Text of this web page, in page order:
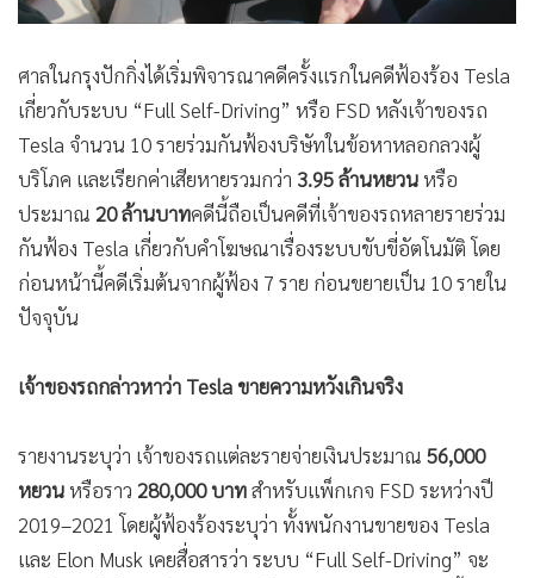
ศาลในกรุงปักกิ่งได้เริ่มพิจารณาคดีครั้งแรกในคดีฟ้องร้อง Tesla
เกี่ยวกับระบบ “Full Self-Driving” หรือ FSD หลังเจ้าของรถ
Tesla จำนวน 10 รายร่วมกันฟ้องบริษัทในข้อหาหลอกลวงผู้
บริโภค และเรียกค่าเสียหายรวมกว่า 3.95 ล้านหยวนหรือ
ประมาณ 20 ล้านบาทคดีนี้ถือเป็นคดีที่เจ้าของรถหลายรายร่วม
กันฟ้อง Tesla เกี่ยวกับคำโฆษณาเรื่องระบบขับขี่อัตโนมัติ โดย
ก่อนหน้านี้คดีเริ่มต้นจากผู้ฟ้อง 7 ราย ก่อนขยายเป็น 10 รายใน
ปัจจุบัน
เจ้าของรถกล่าวหาว่า Tesla ขายความหวังเกินจริง
รายงานระบุว่า เจ้าของรถแต่ละรายจ่ายเงินประมาณ 56,000
หยวนหรือราว 280,000 บาทสำหรับแพ็กเกจ FSD ระหว่างปี
2019–2021 โดยผู้ฟ้องร้องระบุว่า ทั้งพนักงานขายของ Tesla
และ Elon Musk เคยสื่อสารว่า ระบบ “Full Self-Driving” จะ